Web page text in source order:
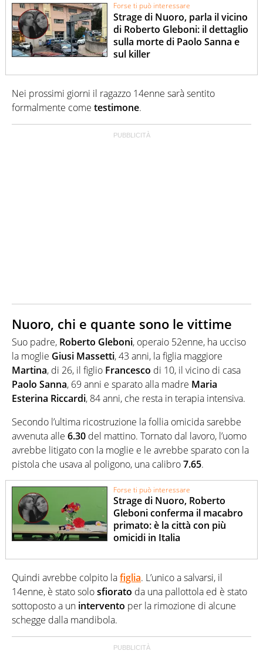
Forse ti può interessare
Strage di Nuoro, parla il vicino
di Roberto Gleboni: il dettaglio
sulla morte di Paolo Sanna e
sul killer
Nei prossimi giorni il ragazzo 14enne sarà sentito
formalmente come testimone.
Nuoro, chi e quante sono le vittime
Suo padre, Roberto Gleboni, operaio 52enne, ha ucciso
la moglie Giusi Massetti, 43 anni, la figlia maggiore
Martina, di 26, il figlio Francesco di 10, il vicino di casa
Paolo Sanna, 69 anni e sparato alla madre Maria
Esterina Riccardi, 84 anni, che resta in terapia intensiva.
Secondo l’ultima ricostruzione la follia omicida sarebbe
avvenuta alle 6.30 del mattino. Tornato dal lavoro, l’uomo
avrebbe litigato con la moglie e le avrebbe sparato con la
pistola che usava al poligono, una calibro7.65.
Forse ti può interessare
Strage di Nuoro, Roberto
Gleboni conferma il macabro
primato: è la città con più
omicidi in Italia
Quindi avrebbe colpito lafiglia. L’unico a salvarsi, il
14enne, è stato solosfiorato da una pallottola ed è stato
sottoposto a un intervento per la rimozione di alcune
schegge dalla mandibola.